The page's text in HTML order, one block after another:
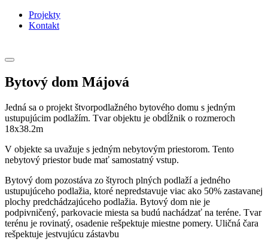
Projekty
Kontakt
Bytový dom Májová
Jedná sa o projekt štvorpodlažného bytového domu s jedným
ustupujúcim podlažím. Tvar objektu je obdĺžnik o rozmeroch
18x38.2m
V objekte sa uvažuje s jedným nebytovým priestorom. Tento
nebytový priestor bude mať samostatný vstup.
Bytový dom pozostáva zo štyroch plných podlaží a jedného
ustupujúceho podlažia, ktoré nepredstavuje viac ako 50% zastavanej
plochy predchádzajúceho podlažia. Bytový dom nie je
podpivničený, parkovacie miesta sa budú nachádzať na teréne. Tvar
terénu je rovinatý, osadenie rešpektuje miestne pomery. Uličná čara
rešpektuje jestvujúcu zástavbu